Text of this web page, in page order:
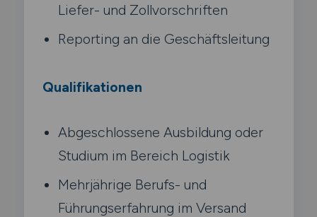
Liefer- und Zollvorschriften
Reporting an die Geschäftsleitung
Qualifikationen
Abgeschlossene Ausbildung oder
Studium im Bereich Logistik
Mehrjährige Berufs- und
Führungserfahrung im Versand